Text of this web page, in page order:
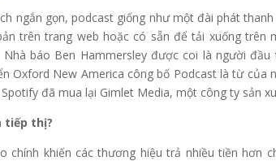
ngắn gọn, podcast giống như một đài phát
trên trang web hoặc có sẵn để tải xuống trên
Nhà báo Ben Hammersley được coi là người
Oxford New America công bố Podcast là từ
đã mua lại Gimlet Media, một công ty sản
tiếp thị?
chính khiến các thương hiệu trả nhiều tiền hơn